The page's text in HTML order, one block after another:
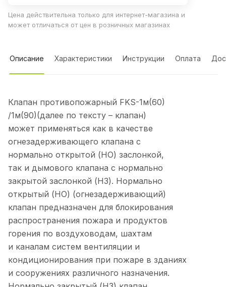
Цена действительна только для интернет-магазина и
может отличаться от цен в розничных магазинах
Описание Характеристики Инструкции Оплата
Клапан противопожарный FKS-1м(60)
/1м(90)(далее по тексту – клапан)
может применяться как в качестве
огнезадерживающего клапана с
нормально открытой (НО) заслонкой,
так и дымового клапана с нормально
закрытой заслонкой (НЗ). Нормально
открытый (НО) (огнезадерживающий)
клапан предназначен для блокирования
распространения пожара и продуктов
горения по воздуховодам, шахтам
и каналам систем вентиляции и
кондиционирования при пожаре в зданиях
и сооружениях различного назначения.